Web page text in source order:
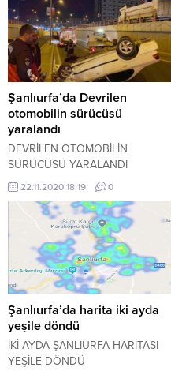
Şanlıurfa’da Devrilen
otomobilin sürücüsü
yaralandı
DEVRİLEN OTOMOBİLİN
SÜRÜCÜSÜ YARALANDI
22.11.2020 18:19 0
Şanlıurfa’da harita iki ayda
yeşile döndü
İKİ AYDA ŞANLIURFA HARİTASI
YEŞİLE DÖNDÜ